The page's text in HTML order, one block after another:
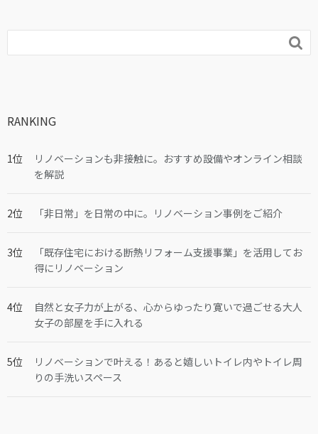

RANKING
リノベーションも非接触に。おすすめ設備やオンライン相談
を解説
「非日常」を日常の中に。リノベーション事例をご紹介
「既存住宅における断熱リフォーム支援事業」を活用してお
得にリノベーション
自然と女子力が上がる、心からゆったり寛いで過ごせる大人
女子の部屋を手に入れる
リノベーションで叶える！あると嬉しいトイレ内やトイレ周
りの手洗いスペース